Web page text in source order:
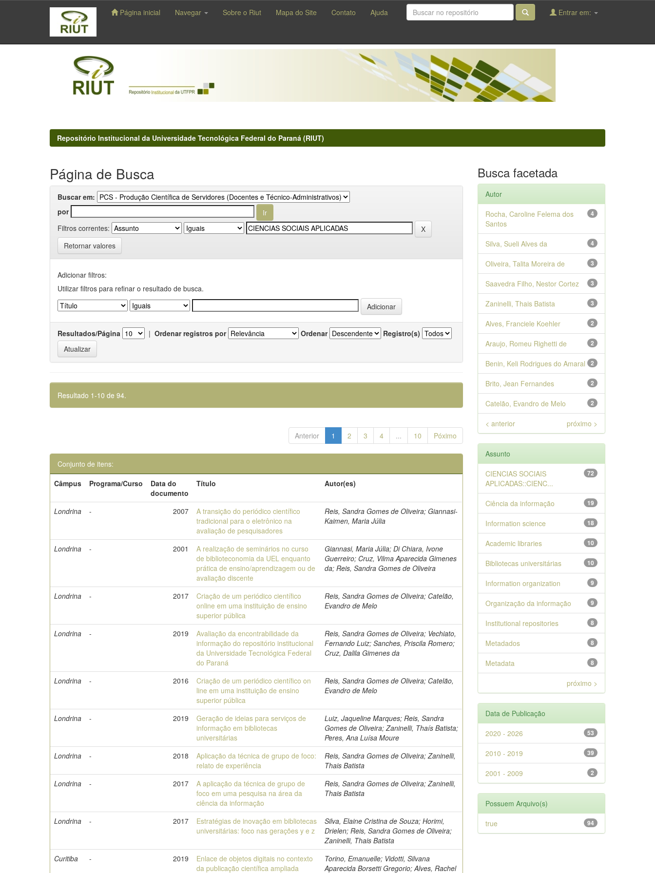
navigation
Página inicial Navegar Sobre o Riut Mapa do Site Contato Ajuda Entrar em:
Repositório Institucional da Universidade Tecnológica Federal do Paraná (RIUT)
Página de Busca
Buscar em:
por
Filtros correntes:
Retornar valores
Adicionar filtros:
Utilizar filtros para refinar o resultado de busca.
Resultados/Página | Ordenar registros por Ordenar Registro(s)
Resultado 1-10 de 94.
Anterior 1 2 3 4 ... 10 Póximo
Conjunto de itens:
Câmpus
Programa/Curso
Data do
documento
Título Autor(es)
Londrina - 2007
A transição do periódico científico
tradicional para o eletrônico na
avaliação de pesquisadores
Reis, Sandra Gomes de Oliveira; Giannasi-
Kaimen, Maria Júlia
Londrina - 2001
A realização de seminários no curso
de biblioteconomia da UEL enquanto
prática de ensino/aprendizagem ou de
avaliação discente
Giannasi, Maria Júlia; Di Chiara, Ivone
Guerreiro; Cruz, Vilma Aparecida Gimenes
da; Reis, Sandra Gomes de Oliveira
Londrina - 2017
Criação de um periódico científico
online em uma instituição de ensino
superior pública
Reis, Sandra Gomes de Oliveira; Catelão,
Evandro de Melo
Londrina - 2019
Avaliação da encontrabilidade da
informação do repositório institucional
da Universidade Tecnológica Federal
do Paraná
Reis, Sandra Gomes de Oliveira; Vechiato,
Fernando Luiz; Sanches, Priscila Romero;
Cruz, Dalila Gimenes da
Londrina - 2016
Criação de um periódico científico on
line em uma instituição de ensino
superior pública
Reis, Sandra Gomes de Oliveira; Catelão,
Evandro de Melo
Londrina - 2019
Geração de ideias para serviços de
informação em bibliotecas
universitárias
Luiz, Jaqueline Marques; Reis, Sandra
Gomes de Oliveira; Zaninelli, Thaís Batista;
Peres, Ana Luísa Moure
Londrina
- 2018
Aplicação da técnica de grupo de foco:
relato de experiência
Reis, Sandra Gomes de Oliveira; Zaninelli,
Thais Batista
Londrina
- 2017
A aplicação da técnica de grupo de
foco em uma pesquisa na área da
ciência da informação
Reis, Sandra Gomes de Oliveira; Zaninelli,
Thais Batista
Londrina - 2017
Estratégias de inovação em bibliotecas
universitárias: foco nas gerações y e z
Silva, Elaine Cristina de Souza; Horimi,
Drielen; Reis, Sandra Gomes de Oliveira;
Zaninelli, Thais Batista
Curitiba
- 2019
Enlace de objetos digitais no contexto
da publicação científica ampliada
Torino, Emanuelle; Vidotti, Silvana
Aparecida Borsetti Gregorio; Alves, Rachel
Busca facetada
Autor
4
Rocha, Caroline Felema dos
Santos
4
Silva, Sueli Alves da
3
Oliveira, Talita Moreira de
3
Saavedra Filho, Nestor Cortez
3
Zaninelli, Thais Batista
2
Alves, Franciele Koehler
2
Araujo, Romeu Righetti de
2
Benin, Keli Rodrigues do Amaral
2
Brito, Jean Fernandes
2
Catelão, Evandro de Melo
< anterior próximo >
Assunto
72
CIENCIAS SOCIAIS
APLICADAS::CIENC...
19
Ciência da informação
18
Information science
10
Academic libraries
10
Bibliotecas universitárias
9
Information organization
9
Organização da informação
8
Institutional repositories
8
Metadados
8
Metadata
próximo >
Data de Publicação
53
2020 - 2026
39
2010 - 2019
2
2001 - 2009
Possuem Arquivo(s)
94
true